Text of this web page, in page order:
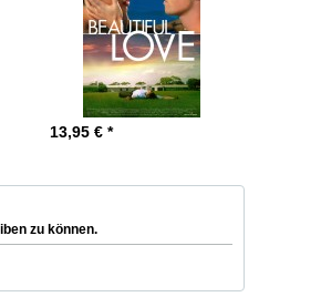
13,95 € *
zu können.